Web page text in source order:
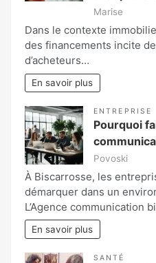
Marise
Dans le contexte
des financements incite
d’acheteurs…
En savoir plus
ENTREPRISE
Pourquoi
Povoski
À Biscarrosse, les
démarquer dans un
L’Agence communication
En savoir plus
SANTÉ